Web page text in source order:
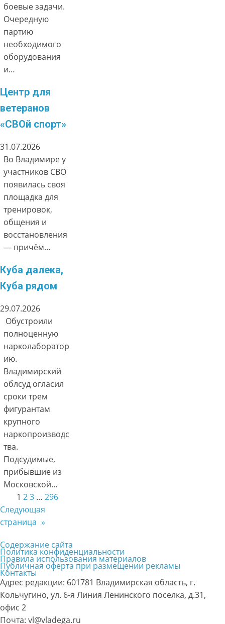
боевые задачи.
Очередную
партию
необходимого
оборудования
и…
Центр для
ветеранов
«СВОй спорт»
31.07.2026
Во Владимире у
участников СВО
появилась своя
площадка для
тренировок,
общения и
восстановления
— причём…
Куба далека,
Куба рядом
29.07.2026
Обустроили
полноценную
нарколаборатор
ию.
Владимирский
облсуд огласил
сроки трем
фигурантам
крупного
наркопроизводс
тва.
Подсудимые,
прибывшие из
Московской…
1 23 … 296
Следующая
страница »
Содержание сайта
Политика конфиденциальности
Правила использования материалов
Публичная оферта при размещении рекламы
Контакты
Адрес редакции: 601781 Владимирская область, г.
Кольчугино, ул. 6-я Линия Ленинского поселка, д.31,
офис 2
Почта: vl@vladega.ru